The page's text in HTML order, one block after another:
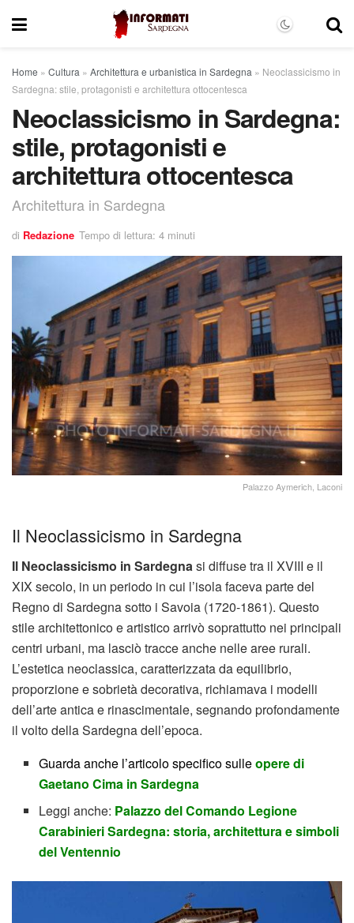
Home » Cultura » Architettura e urbanistica in Sardegna » Neoclassicismo in
Sardegna: stile, protagonisti e architettura ottocentesca
Neoclassicismo in Sardegna:
stile, protagonisti e
architettura ottocentesca
Architettura in Sardegna
di Redazione Tempo di lettura: 4 minuti
Palazzo Aymerich, Laconi
Il Neoclassicismo in Sardegna
Il Neoclassicismo in Sardegnasi diffuse tra il XVIII e il
XIX secolo, in un periodo in cui l’isola faceva parte del
Regno di Sardegna sotto i Savoia (1720-1861). Questo
stile architettonico e artistico arrivò soprattutto nei principali
centri urbani, ma lasciò tracce anche nelle aree rurali.
L’estetica neoclassica, caratterizzata da equilibrio,
proporzione e sobrietà decorativa, richiamava i modelli
dell’arte antica e rinascimentale, segnando profondamente
il volto della Sardegna dell’epoca.
Guarda anche l’articolo specifico sulleopere di
Gaetano Cima in Sardegna
Leggi anche: Palazzo del Comando Legione
Carabinieri Sardegna: storia, architettura e simboli
del Ventennio